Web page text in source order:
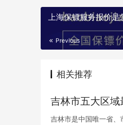
上海保镖服务报价是
Previous
相关推荐
吉林市五大区
吉林市是中国唯一省